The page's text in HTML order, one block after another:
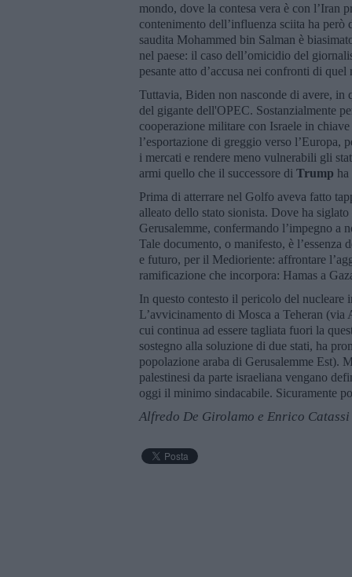
mondo, dove la contesa vera è con l’Iran
contenimento dell’influenza sciita ha
saudita Mohammed bin Salman è
nel paese: il caso dell’omicidio del
pesante atto d’accusa nei confronti di
Tuttavia, Biden non nasconde di avere, in
del gigante dell'OPEC. Sostanzialmente
cooperazione militare con Israele in
l’esportazione di greggio verso l’Europa,
i mercati e rendere meno vulnerabili gli
armi quello che il successore di Trump
Prima di atterrare nel Golfo aveva fatto
alleato dello stato sionista. Dove ha
Gerusalemme, confermando l’impegno a
Tale documento, o manifesto, è l’essenza
e futuro, per il Medioriente: affrontare
ramificazione che incorpora: Hamas a
In questo contesto il pericolo del nucleare
L’avvicinamento di Mosca a Teheran
cui continua ad essere tagliata fuori la
sostegno alla soluzione di due stati, ha
popolazione araba di Gerusalemme Est).
palestinesi da parte israeliana vengano
oggi il minimo sindacabile. Sicuramente
Alfredo De Girolamo e Enrico Catassi